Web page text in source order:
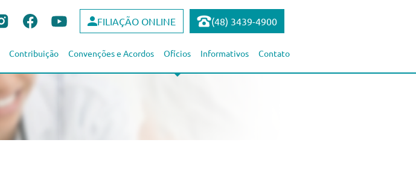
(48) 3439-4900
FILIAÇÃO ONLINE
Contato
Informativos
Ofícios
Convenções e Acordos
Contribuição